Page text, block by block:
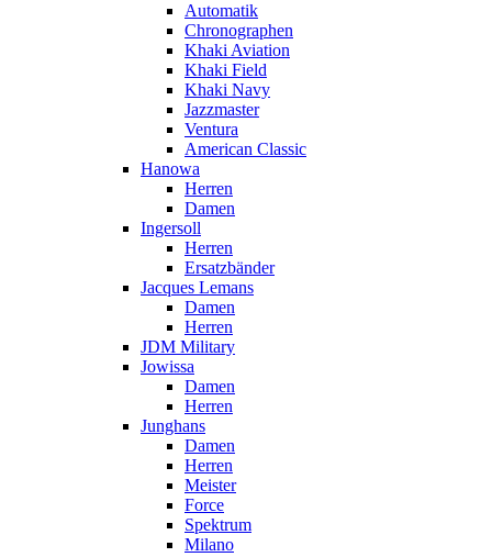
Automatik
Chronographen
Khaki Aviation
Khaki Field
Khaki Navy
Jazzmaster
Ventura
American Classic
Hanowa
Herren
Damen
Ingersoll
Herren
Ersatzbänder
Jacques Lemans
Damen
Herren
JDM Military
Jowissa
Damen
Herren
Junghans
Damen
Herren
Meister
Force
Spektrum
Milano